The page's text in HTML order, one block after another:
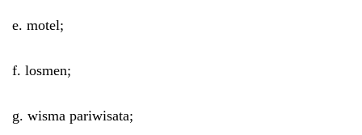
e. motel;
f. losmen;
g. wisma pariwisata;